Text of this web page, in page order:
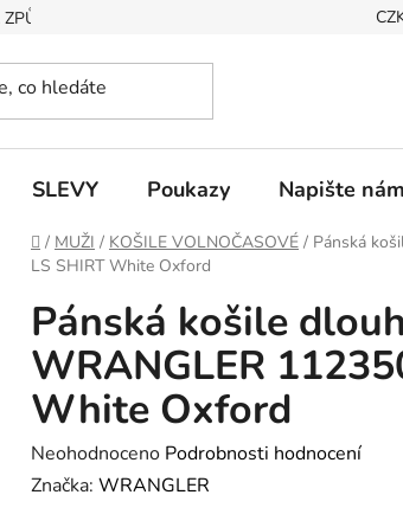
PLATBY
SLEVY Poukazy Napište nám
Domů
/ MUŽI / KOŠILE VOLNOČASOVÉ / Pánská
LS SHIRT White Oxford
Pánská košile
WRANGLER
White Oxford
Průměrné
hodnocení
Neohodnoceno Podrobnosti hodnocení
Značka: WRANGLER